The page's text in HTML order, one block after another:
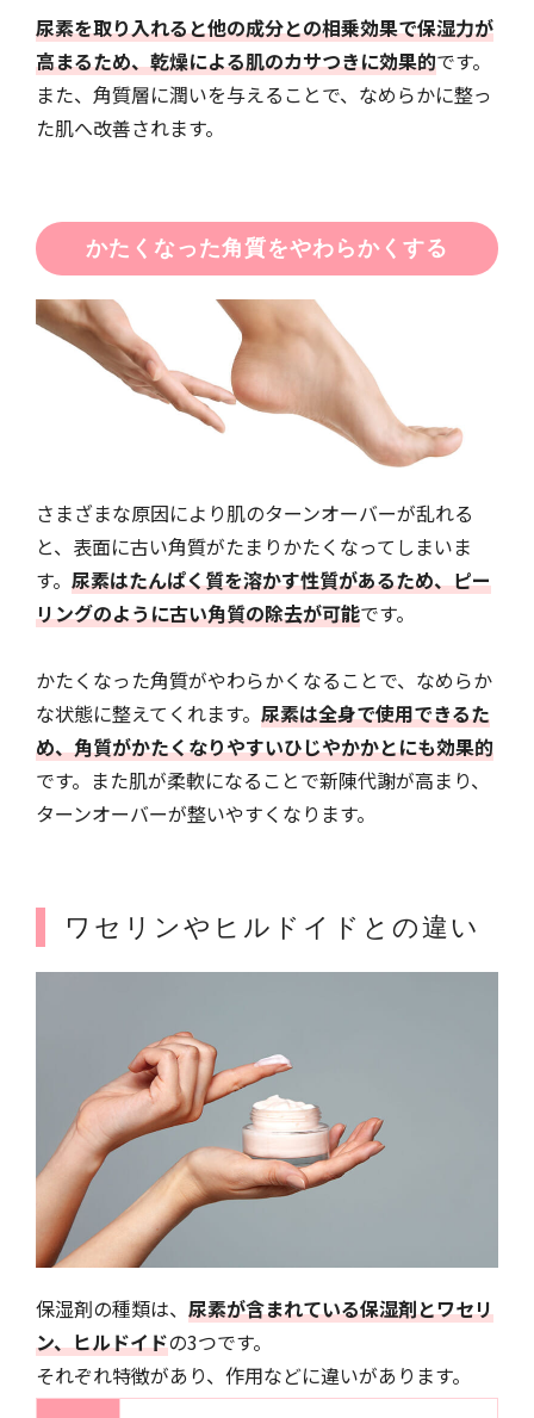
尿素を取り入れると他の成分との相乗効果で保湿力が
高まるため、乾燥による肌のカサつきに効果的です。
また、角質層に潤いを与えることで、なめらかに整っ
た肌へ改善されます。
かたくなった角質をやわらかくする
さまざまな原因により肌のターンオーバーが乱れる
と、表面に古い角質がたまりかたくなってしまいま
す。 尿素はたんぱく質を溶かす性質があるため、ピー
リングのように古い角質の除去が可能です。
かたくなった角質がやわらかくなることで、なめらか
な状態に整えてくれます。 尿素は全身で使用できるた
め、角質がかたくなりやすいひじやかかとにも効果的
です。また肌が柔軟になることで新陳代謝が高まり、
ターンオーバーが整いやすくなります。
ワセリンやヒルドイドとの違い
保湿剤の種類は、 尿素が含まれている保湿剤とワセリ
ン、ヒルドイドの3つです。
それぞれ特徴があり、作用などに違いがあります。